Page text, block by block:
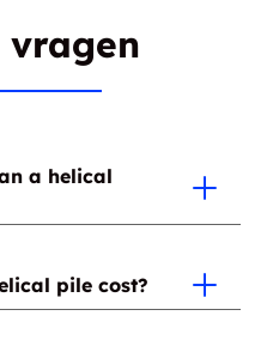
vragen
a helical
each helical (screw)
It's important to
pile cost?